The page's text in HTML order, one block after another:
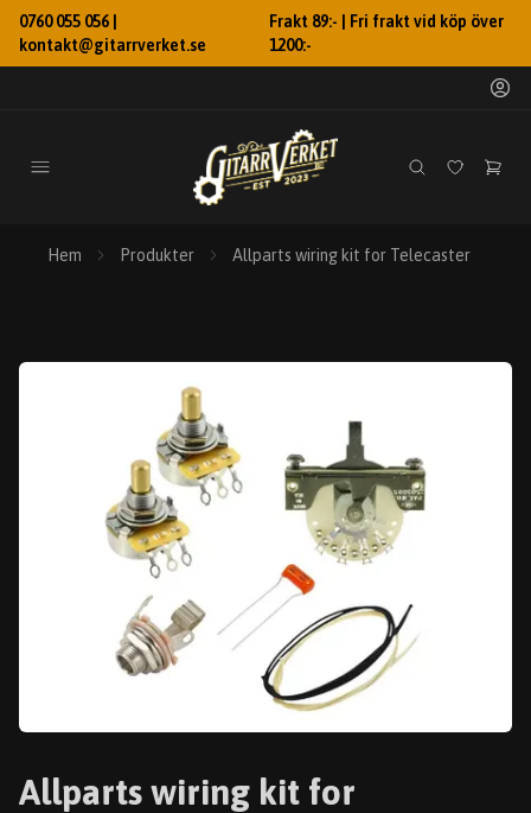
0760 055 056 |
kontakt@gitarrverket.se
Frakt 89:- | Fri frakt vid köp över
1200:-
Hem Produkter Allparts wiring kit for Telecaster
Allparts wiring kit for